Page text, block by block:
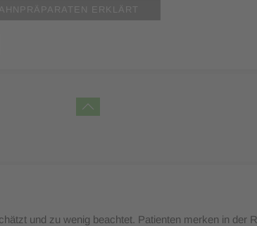
ERKLÄRT
und zu wenig beachtet. Patienten merken in der